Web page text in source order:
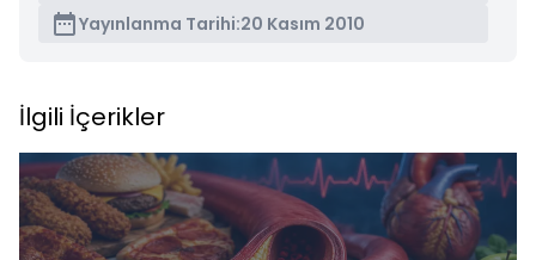
Yayınlanma Tarihi:20 Kasım 2010
İlgili İçerikler